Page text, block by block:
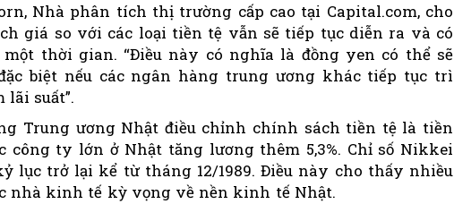
Nhà phân tích thị trường cấp cao tại Capital.com, cho
giá so với các loại tiền tệ vẫn sẽ tiếp tục diễn ra và có
thời gian. “Điều này có nghĩa là đồng yen có thể sẽ
biệt nếu các ngân hàng trung ương khác tiếp tục trì
lãi suất”.
Trung ương Nhật điều chỉnh chính sách tiền tệ là tiền
công ty lớn ở Nhật tăng lương thêm 5,3%. Chỉ số Nikkei
lục trở lại kể từ tháng 12/1989. Điều này cho thấy nhiều
nhà kinh tế kỳ vọng về nền kinh tế Nhật.